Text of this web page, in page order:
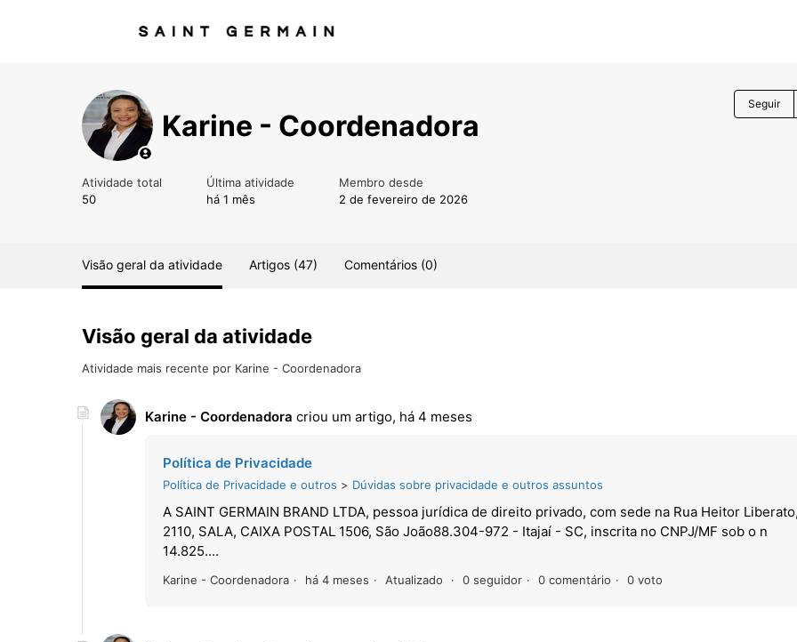
Karine - Coordenadora
Seguir
Atividade total
50
Última atividade
há 1 mês
Membro desde
2 de fevereiro de 2026
Visão geral da atividade Artigos (47) Comentários (0)
Visão geral da atividade
Atividade mais recente por Karine - Coordenadora
Karine - Coordenadora criou um artigo, há 4 meses
Política de Privacidade
Política de Privacidade e outros Dúvidas sobre privacidade e outros assuntos
A SAINT GERMAIN BRAND LTDA, pessoa jurídica de direito privado, com sede na Rua Heitor
2110, SALA, CAIXA POSTAL 1506, São João88.304-972 - Itajaí - SC, inscrita no CNPJ/MF sob o n
14.825....
Karine - Coordenadora há 4 meses Atualizado 0 seguidor 0 comentário 0 voto